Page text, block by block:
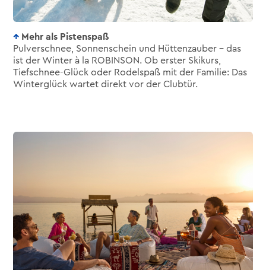
Mehr als Pistenspaß
Pulverschnee, Sonnenschein und Hüttenzauber – das
ist der Winter à la ROBINSON. Ob erster Skikurs,
Tiefschnee-Glück oder Rodelspaß mit der Familie: Das
Winterglück wartet direkt vor der Clubtür.